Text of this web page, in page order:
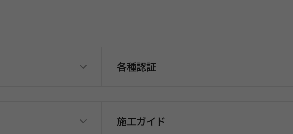
各種認証
施工ガイド